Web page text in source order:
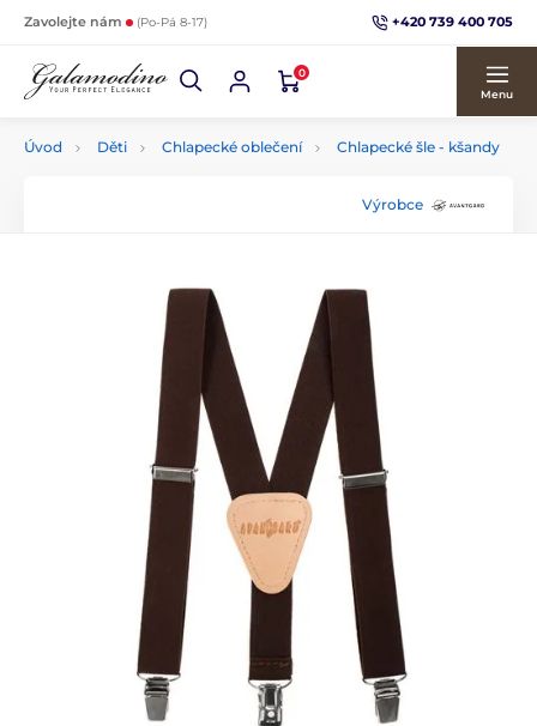
Zavolejte nám (Po-Pá 8-17) +420 739 400 705
0
Menu
Úvod Děti Chlapecké oblečení Chlapecké šle - kšandy
Výrobce